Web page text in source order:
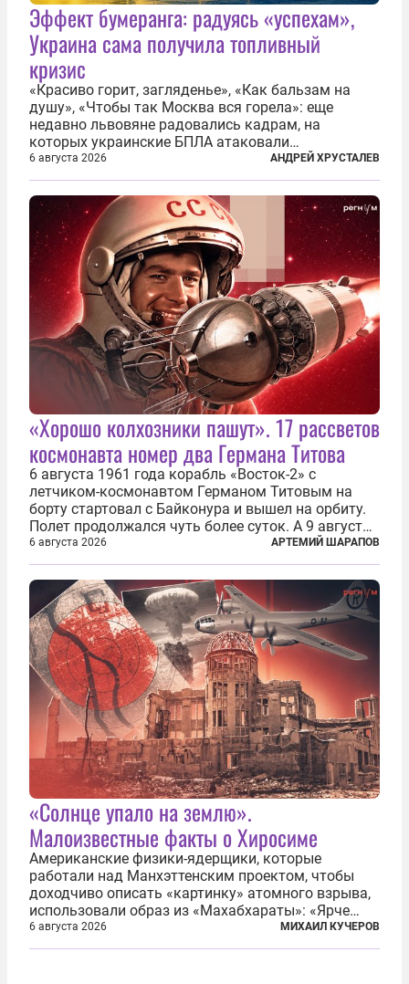
Эффект бумеранга: радуясь «успехам»,
Украина сама получила топливный
кризис
«Красиво горит, загляденье», «Как бальзам на
душу», «Чтобы так Москва вся горела»: еще
недавно львовяне радовались кадрам, на
которых украинские БПЛА атаковали
нефтеперерабатывающие предприятия России. В
скором времени оказалось, что в «эту игру можно
играть вдвоем» — российские дроны только за...
6 августа 2026 АНДРЕЙ ХРУСТАЛЕВ
«Хорошо колхозники пашут». 17 рассветов
космонавта номер два Германа Титова
6 августа 1961 года корабль «Восток-2» с
летчиком-космонавтом Германом Титовым на
борту стартовал с Байконура и вышел на орбиту.
Полет продолжался чуть более суток. А 9 августа
второй человек в космосе получил звезду Героя
Советского Союза и орден Ленина. Миссия Титова
зачастую находится несколько...
6 августа 2026 АРТЕМИЙ ШАРАПОВ
«Солнце упало на землю».
Малоизвестные факты о Хиросиме
Американские физики-ядерщики, которые
работали над Манхэттенским проектом, чтобы
доходчиво описать «картинку» атомного взрыва,
использовали образ из «Махабхараты»: «Ярче
тысячи солнц пылало это пламя». Не все жители
японских городов Хиросимы и Нагасаки, на
6 августа 2026 МИХАИЛ КУЧЕРОВ